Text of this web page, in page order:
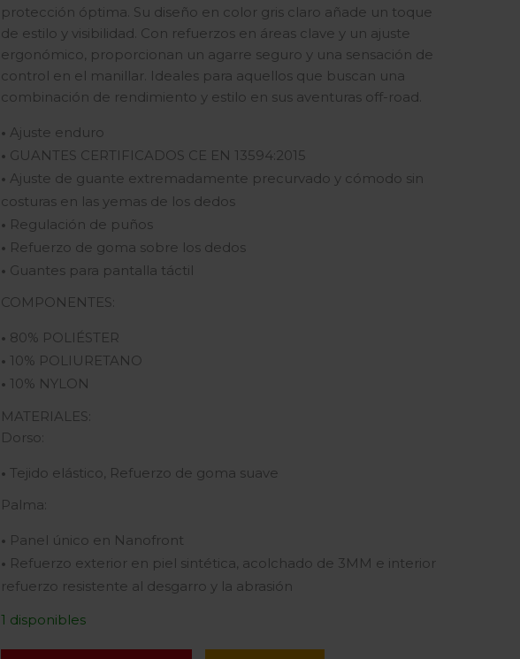
protección óptima. Su diseño en color gris claro añade un toque
de estilo y visibilidad. Con refuerzos en áreas clave y un ajuste
ergonómico, proporcionan un agarre seguro y una sensación de
control en el manillar. Ideales para aquellos que buscan una
combinación de rendimiento y estilo en sus aventuras off-road.
• Ajuste enduro
• GUANTES CERTIFICADOS CE EN 13594:2015
• Ajuste de guante extremadamente precurvado y cómodo sin
costuras en las yemas de los dedos
• Regulación de puños
• Refuerzo de goma sobre los dedos
• Guantes para pantalla táctil
COMPONENTES:
• 80% POLIÉSTER
• 10% POLIURETANO
• 10% NYLON
MATERIALES:
Dorso:
• Tejido elástico, Refuerzo de goma suave
Palma:
• Panel único en Nanofront
• Refuerzo exterior en piel sintética, acolchado de 3MM e interior
refuerzo resistente al desgarro y la abrasión
1 disponibles